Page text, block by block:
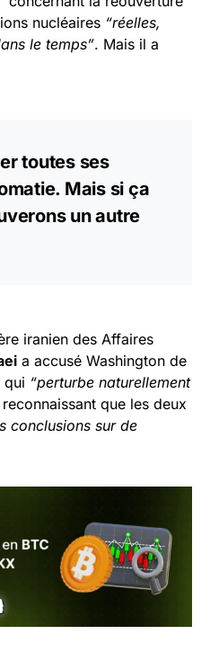
nucléaires “réelles,
le temps”. Mais il a
toutes ses
Mais si ça
un autre
iranien des Affaires
a accusé Washington de
qui “perturbe naturellement
que les deux
conclusions sur de